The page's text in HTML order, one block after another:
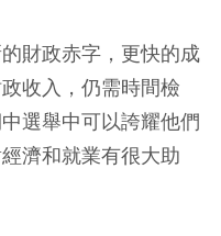
財政赤字，更快的成
收入，仍需時間檢
選舉中可以誇耀他們
濟和就業有很大助